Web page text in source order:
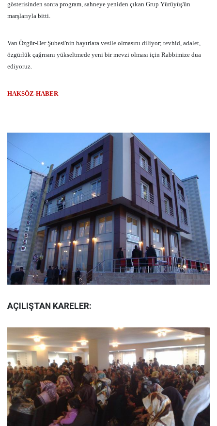
gösterisinden sonra program, sahneye yeniden çıkan Grup Yürüyüş'ün
marşlarıyla bitti.
Van Özgür-Der Şubesi'nin hayırlara vesile olmasını diliyor; tevhid, adalet,
özgürlük çağrısını yükseltmede yeni bir mevzi olması için Rabbimize dua
ediyoruz.
HAKSÖZ-HABER
AÇILIŞTAN KARELER: